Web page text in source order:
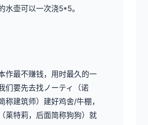
水壶可以一次浇5*5。
作最不赚钱，用时最久的一
们要先去找ノーティ（诺
称建筑师）建好鸡舍/牛棚，
莱特莉，后面简称狗狗）就